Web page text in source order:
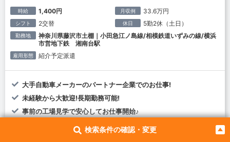
検索条件の確認・変更
時給 1,400円 月収例 33.6万円
シフト 2交替 休日 5勤2休（土日）
勤務地
神奈川県藤沢市土棚｜小田急江ノ島線/相模鉄道いずみの線/横浜
市営地下鉄 湘南台駅
雇用形態 紹介予定派遣
大手自動車メーカーのパートナー企業でのお仕事!
未経験から大歓迎!長期勤務可能!
事前の工場見学で安心してお仕事開始♪
1R寮完備!交通費支給（規定有）